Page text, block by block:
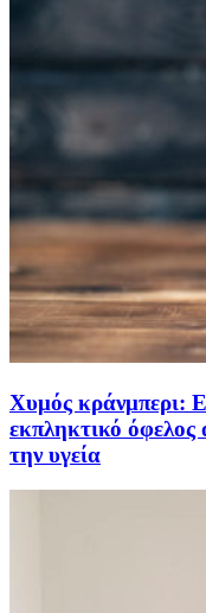
Χυμός κράνμπερι:
εκπληκτικό
την υγεία